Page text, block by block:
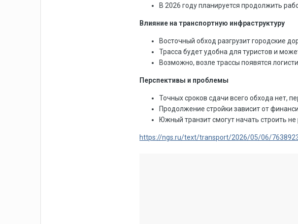
В 2026 году планируется продолжить
Влияние на транспортную инфраструктуру
Восточный обход разгрузит городские
Трасса будет удобна для туристов и
Возможно, возле трассы появятся
Перспективы и проблемы
Точных сроков сдачи всего обхода нет,
Продолжение стройки зависит от
Южный транзит смогут начать строить не
https://ngs.ru/text/transport/2026/05/06/